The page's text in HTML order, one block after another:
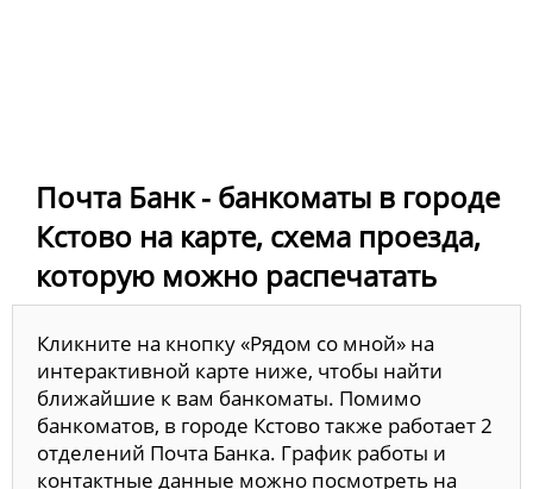
Почта Банк - банкоматы в городе
Кстово на карте, схема проезда,
которую можно распечатать
Кликните на кнопку «Рядом со мной» на
интерактивной карте ниже, чтобы найти
ближайшие к вам банкоматы. Помимо
банкоматов, в городе Кстово также работает 2
отделений Почта Банка. График работы и
контактные данные можно посмотреть на